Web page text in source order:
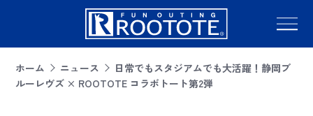
ホーム ニュース
日常でもスタジアムでも大活躍！静岡ブ
ルーレヴズ × ROOTOTE コラボトート第2弾